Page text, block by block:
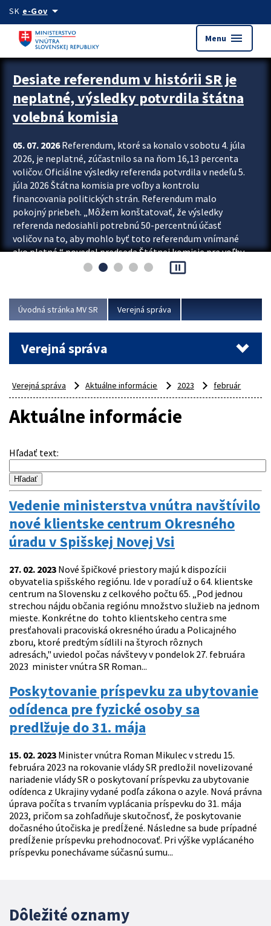
Preskocit na hlavný obsah
SK e-Govarrow_drop_down
Menu menu
Zastavit automatický posun upútavok
Desiate referendum v histórii SR je
neplatné, výsledky potvrdila štátna
volebná komisia
05. 07. 2026Referendum, ktoré sa konalo v sobotu 4. júla
2026, je neplatné, zúčastnilo sa na ňom 16,13 percenta
voličov. Oficiálne výsledky referenda potvrdila v nedeľu 5.
júla 2026 Štátna komisia pre voľby a kontrolu
financovania politických strán. Referendum malo
pokojný priebeh. „Môžem konštatovať, že výsledky
referenda nedosiahli potrebnú 50-percentnú účasť
voličov na to, aby mohlo byť toto referendum vnímané
ako platné,“ povedal predseda Štátnej komisie pre voľby
a kontrolu financovania politických...
pause_presentation
Úvodná stránka MV SR Verejná správa
Verejná správa
Verejná správa Aktuálne informácie 2023 február
Aktuálne informácie
Hľadať text:
Vedenie ministerstva vnútra navštívilo
nové klientske centrum Okresného
úradu v Spišskej Novej Vsi
27. 02. 2023 Nové špičkové priestory majú k dispozícii
obyvatelia spišského regiónu. Ide v poradí už o 64. klientske
centrum na Slovensku z celkového počtu 65. „Pod jednou
strechou nájdu občania regiónu množstvo služieb na jednom
mieste. Konkrétne do tohto klientskeho centra sme
presťahovali pracoviská okresného úradu a Policajného
zboru, ktoré predtým sídlili na štyroch rôznych
adresách," uviedol počas návštevy v pondelok 27. februára
2023 minister vnútra SR Roman...
Poskytovanie príspevku za ubytovanie
odídenca pre fyzické osoby sa
predlžuje do 31. mája
15. 02. 2023 Minister vnútra Roman Mikulec v stredu 15.
februára 2023 na rokovanie vlády SR predložil novelizované
nariadenie vlády SR o poskytovaní príspevku za ubytovanie
odídenca z Ukrajiny vydané podľa zákona o azyle. Nová právna
úprava počíta s trvaním vyplácania príspevku do 31. mája
2023, pričom sa zohľadňuje skutočnosť, že poskytovanie
dočasného útočiska je predĺžené. Následne sa bude prípadné
predĺženie príspevku prehodnocovať. Pri výške vyplácaného
príspevku ponechávame súčasnú sumu...
Dôležité oznamy